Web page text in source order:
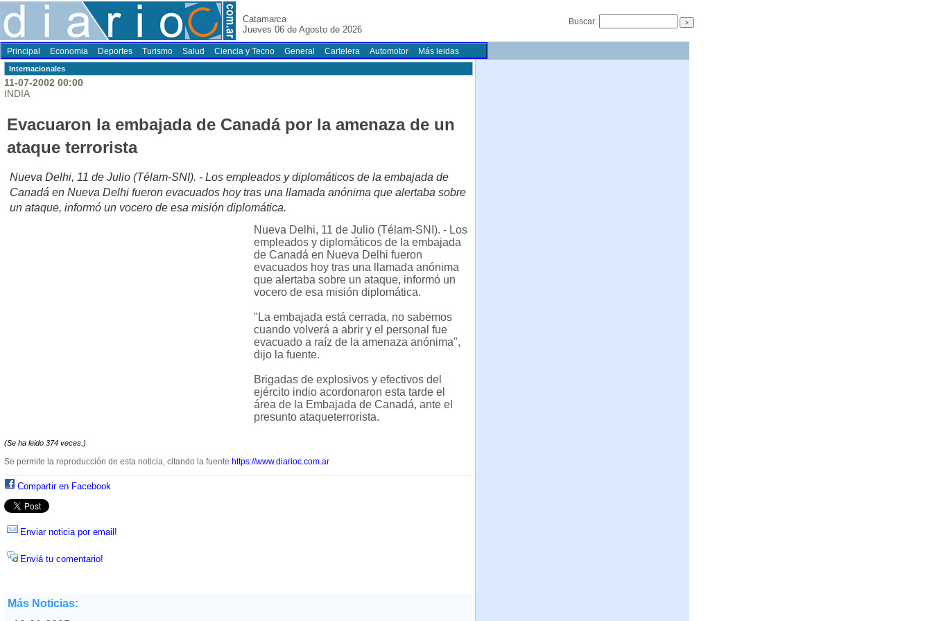
Catamarca
Jueves 06 de Agosto de 2026
Buscar:
Principal Economia Deportes Turismo Salud Ciencia y Tecno General Cartelera Automotor Más leidas
Internacionales
11-07-2002 00:00
INDIA
Evacuaron la embajada de Canadá por la amenaza de un
ataque terrorista
Nueva Delhi, 11 de Julio (Télam-SNI). - Los empleados y diplomáticos de la embajada de
Canadá en Nueva Delhi fueron evacuados hoy tras una llamada anónima que alertaba sobre
un ataque, informó un vocero de esa misión diplomática.
Nueva Delhi, 11 de Julio (Télam-SNI). - Los
empleados y diplomáticos de la embajada
de Canadá en Nueva Delhi fueron
evacuados hoy tras una llamada anónima
que alertaba sobre un ataque, informó un
vocero de esa misión diplomática.
"La embajada está cerrada, no sabemos
cuando volverá a abrir y el personal fue
evacuado a raíz de la amenaza anónima",
dijo la fuente.
Brigadas de explosivos y efectivos del
ejército indio acordonaron esta tarde el
área de la Embajada de Canadá, ante el
presunto ataqueterrorista.
(Se ha leido 374 veces.)
Se permite la reproducción de esta noticia, citando la fuente https://www.diarioc.com.ar
Compartir en Facebook
Enviar noticia por email!
Enviá tu comentario!
Más Noticias: